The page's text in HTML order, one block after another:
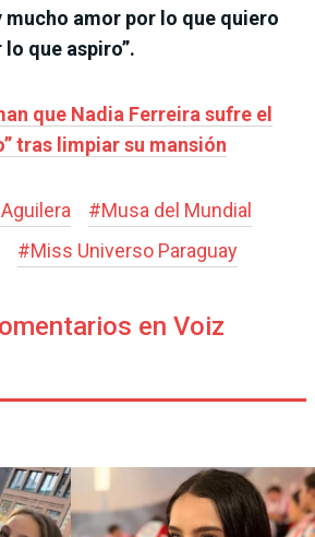
mucho amor por lo que quiero
que aspiro”.
que Nadia Ferreira sufre el
tras limpiar su mansión
#Musa del Mundial
#Miss Universo Paraguay
en Voiz